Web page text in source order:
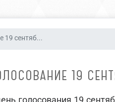
19 сентяб...
19
голосования 19